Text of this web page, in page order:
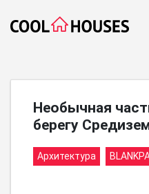
Необычная
берегу
Архитектура